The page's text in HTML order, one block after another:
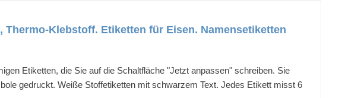
Klebstoff. Etiketten für Eisen. Namensetiketten
Etiketten, die Sie auf die Schaltfläche "Jetzt anpassen" schreiben. Sie
gedruckt. Weiße Stoffetiketten mit schwarzem Text. Jedes Etikett misst 6